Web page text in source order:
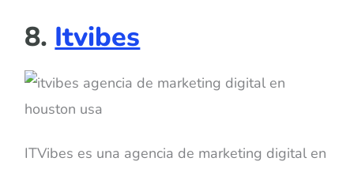
8. Itvibes
ITVibes es una agencia de marketing digital en